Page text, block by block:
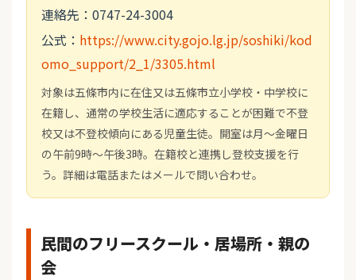
連絡先：0747-24-3004
公式： https://www.city.gojo.lg.jp/soshiki/kod
omo_support/2_1/3305.html
対象は五條市内に在住又は五條市立小学校・中学校に
在籍し、通常の学校生活に適応することが困難で不登
校又は不登校傾向にある児童生徒。開室は月〜金曜日
の午前9時〜午後3時。在籍校と連携し登校支援を行
う。詳細は電話またはメールで問い合わせ。
民間のフリースクール・居場所・親の
会